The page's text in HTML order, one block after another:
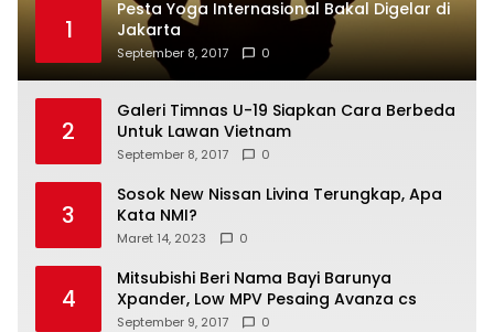
1
Pesta Yoga Internasional Bakal Digelar di
Jakarta
September 8, 2017 0
2
Galeri Timnas U-19 Siapkan Cara Berbeda
Untuk Lawan Vietnam
September 8, 2017 0
3
Sosok New Nissan Livina Terungkap, Apa
Kata NMI?
Maret 14, 2023 0
4
Mitsubishi Beri Nama Bayi Barunya
Xpander, Low MPV Pesaing Avanza cs
September 9, 2017 0